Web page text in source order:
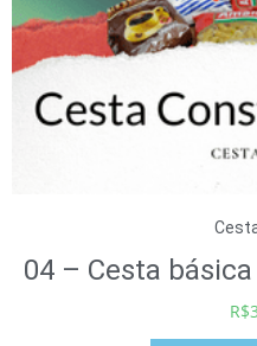
04 – Cesta
R$